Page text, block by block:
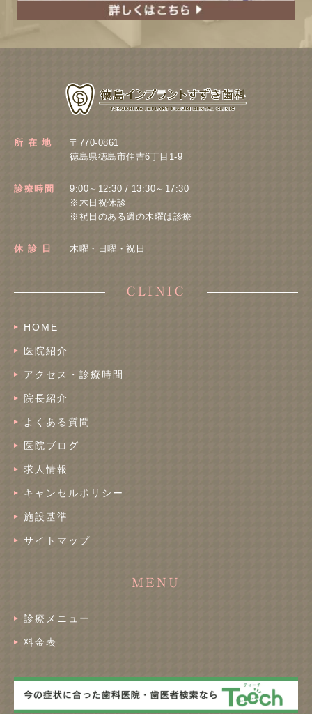
所 在 地
〒770-0861
徳島県徳島市住吉6丁目1-9
診療時間
9:00～12:30 / 13:30～17:30
※木日祝休診
※祝日のある週の木曜は診療
休 診 日 木曜・日曜・祝日
CLINIC
HOME
医院紹介
アクセス・診療時間
院長紹介
よくある質問
医院ブログ
求人情報
キャンセルポリシー
施設基準
サイトマップ
MENU
診療メニュー
料金表